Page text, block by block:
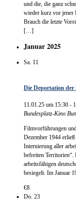
und die, die ganz
wieder kurz vor jener
Brauch die letzte
[…]
Januar 2025
Sa. 11
Die Deportation der
11.01.25 um 15:30 -
Bundesplatz-Kino
Filmvorführungen
Dezember 1944
Internierung aller
befreiten
arbeitsfähigen
besiegelt. Im Januar
€8
Do. 23